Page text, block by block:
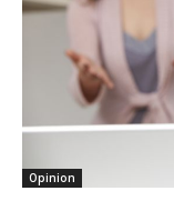
Opinion